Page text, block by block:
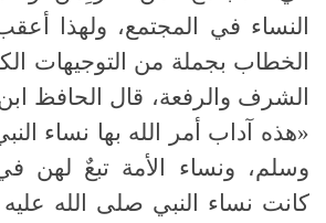
النساء في المجتمع، ولهذا
الخطاب بجملة من التوجيهات
الشرف والرفعة، قال الحافظ
«هذه آداب أمر الله بها نساء
وسلم، ونساء الأمة تبعٌ لهن
كانت نساء النبي صلى الله